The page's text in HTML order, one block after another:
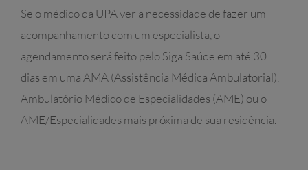
Se o médico da UPA ver a necessidade de fazer um
acompanhamento com um especialista, o
agendamento será feito pelo Siga Saúde em até 30
dias em uma AMA (Assistência Médica Ambulatorial),
Ambulatório Médico de Especialidades (AME) ou o
AME/Especialidades mais próxima de sua residência.